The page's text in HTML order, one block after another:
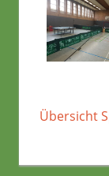
Übersicht